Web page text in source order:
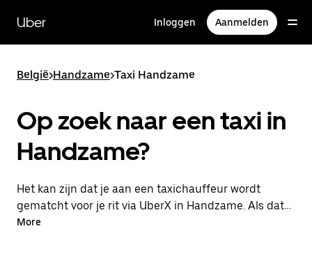
naar
hoofdinhoud
Uber Inloggen Aanmelden
België>Handzame>Taxi Handzame
Op zoek naar een taxi in
Handzame?
Het kan zijn dat je aan een taxichauffeur wordt
gematcht voor je rit via UberX in Handzame. Als dat
zo is, profiteer je van dezelfde 24/7 beschikbaarheid
More